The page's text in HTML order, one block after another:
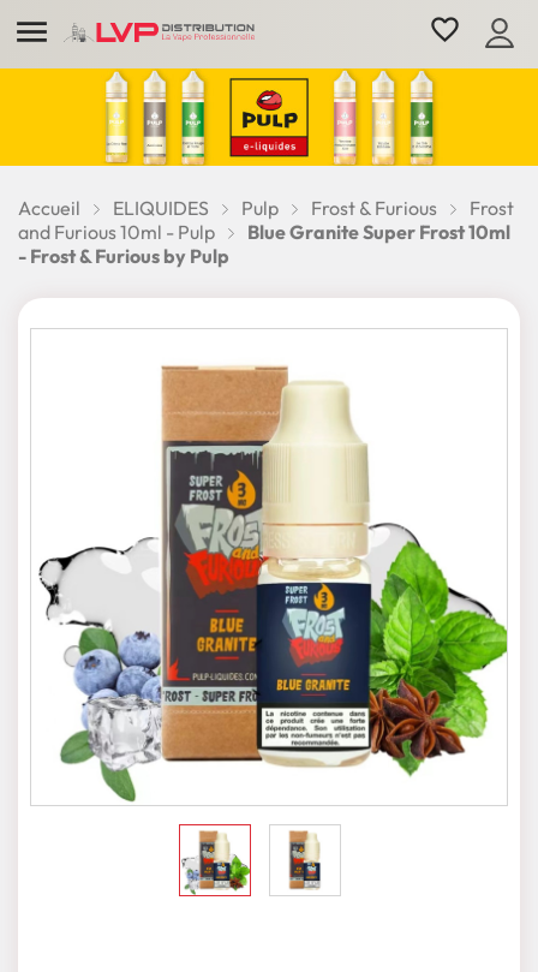
 favorite_border
Accueil ELIQUIDES Pulp Frost & Furious
Frost
and Furious 10ml - Pulp
Blue Granite Super Frost 10ml
- Frost & Furious by Pulp